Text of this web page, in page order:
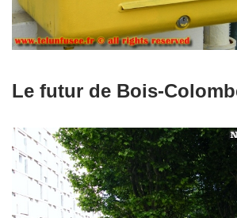
Le futur de Bois-